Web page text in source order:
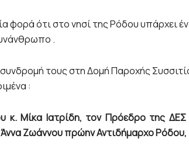
φορά ότι στο νησί της Ρόδου υπάρχει
.
τους στη Δομή Παροχής
:
κ. Μίκα Ιατρίδη, τον Πρόεδρο της
Ζωάννου πρώην Αντιδήμαρχο Ρόδου,